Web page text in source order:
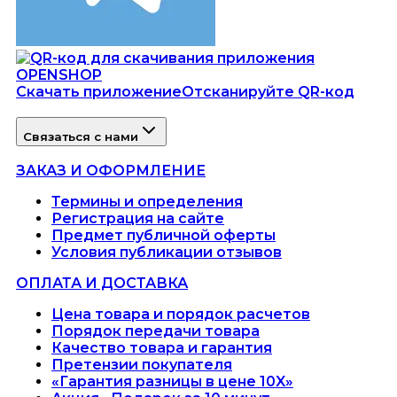
Скачать приложениеОтсканируйте QR-код
Связаться с нами
ЗАКАЗ И ОФОРМЛЕНИЕ
Термины и определения
Регистрация на сайте
Предмет публичной оферты
Условия публикации отзывов
ОПЛАТА И ДОСТАВКА
Цена товара и порядок расчетов
Порядок передачи товара
Качество товара и гарантия
Претензии покупателя
«Гарантия разницы в цене 10X»